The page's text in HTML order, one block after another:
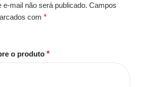
e-mail não será publicado. Campos
com *
o produto *